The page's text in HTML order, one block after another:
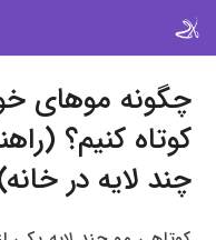
چگونه موهای
کوتاه کنیم؟
چند لایه در